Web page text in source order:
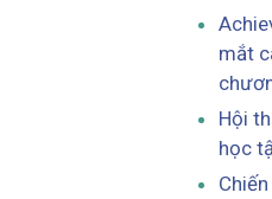
mắt
Hội
học